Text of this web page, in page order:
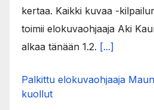
kertaa. Kaikki kuvaa -
toimii elokuvaohjaaja Aki
alkaa tänään 1.2. [...]
Palkittu elokuvaohjaaja
kuollut